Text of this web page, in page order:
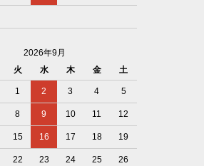
2026年9月
火 水 木 金 土
1 2 3 4 5
8 9 10 11 12
15 16 17 18 19
22 23 24 25 26